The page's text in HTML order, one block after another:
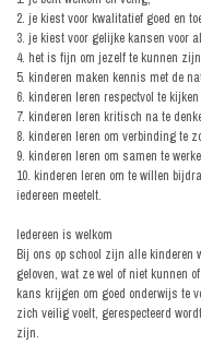
2. je kiest voor kwalitatief goed en
3. je kiest voor gelijke kansen voor
4. het is fijn om jezelf te kunnen
5. kinderen maken kennis met de
6. kinderen leren respectvol te
7. kinderen leren kritisch na te
8. kinderen leren om verbinding te
9. kinderen leren om samen te
10. kinderen leren om te wíllen
iedereen meetelt.
Iedereen is welkom
Bij ons op school zijn alle kinderen
geloven, wat ze wel of niet kunnen
kans krijgen om goed onderwijs te
zich veilig voelt, gerespecteerd
zijn.